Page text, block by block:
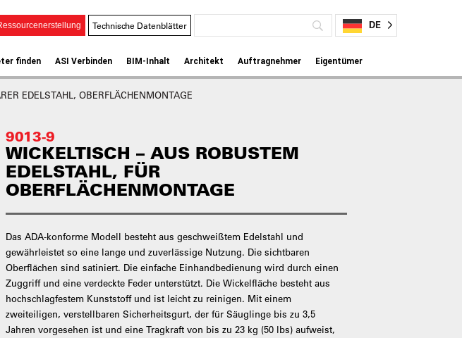
Technische Datenblätter DE
finden ASI Verbinden BIM-Inhalt Architekt Auftragnehmer Eigentümer
EDELSTAHL, OBERFLÄCHENMONTAGE
9013-9
WICKELTISCH – AUS ROBUSTEM
EDELSTAHL, FÜR
OBERFLÄCHENMONTAGE
Das ADA-konforme Modell besteht aus geschweißtem Edelstahl und
gewährleistet so eine lange und zuverlässige Nutzung. Die sichtbaren
Oberflächen sind satiniert. Die einfache Einhandbedienung wird durch einen
Zuggriff und eine verdeckte Feder unterstützt. Die Wickelfläche besteht aus
hochschlagfestem Kunststoff und ist leicht zu reinigen. Mit einem
zweiteiligen, verstellbaren Sicherheitsgurt, der für Säuglinge bis zu 3,5
Jahren vorgesehen ist und eine Tragkraft von bis zu 23 kg (50 lbs) aufweist,